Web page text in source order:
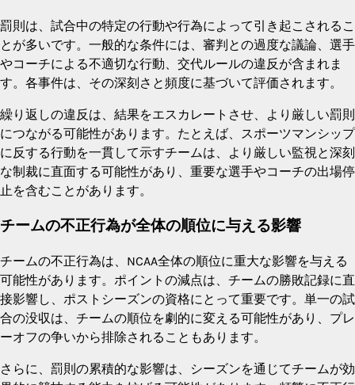
罰則は、試合中の特定の行動や行為によって引き起こされるこ
とが多いです。一般的な条件には、審判との過度な議論、選手
やコーチによる不適切な行動、交代ルールの違反が含まれま
す。各事件は、その深刻さと頻度に基づいて評価されます。
繰り返しの違反は、結果をエスカレートさせ、より厳しい罰則
につながる可能性があります。たとえば、スポーツマンシップ
に反する行動を一貫して示すチームは、より厳しい監視と深刻
な制裁に直面する可能性があり、重要な選手やコーチの出場停
止を含むことがあります。
チームの不正行為が全体の順位に与える影響
チームの不正行為は、NCAA全体の順位に重大な影響を与える
可能性があります。ポイントの減点は、チームの勝敗記録に直
接影響し、ポストシーズンの資格にとって重要です。単一の試
合の没収は、チームの順位を劇的に変える可能性があり、プレ
ーオフの争いから排除されることもあります。
さらに、罰則の累積的な影響は、シーズンを通じてチームが効